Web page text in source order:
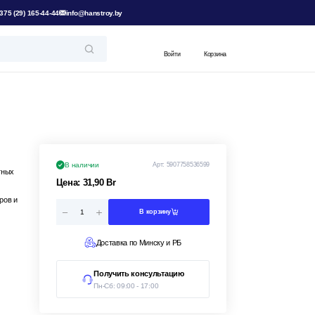
(29) 165-44-44 info@hanstroy.by
Войти Корзина
и
В наличии Арт: 5907758536599
Цена: 31,90 Br
В корзину
Доставка по Минску и РБ
Получить консультацию
Пн-Сб: 09:00 - 17:00